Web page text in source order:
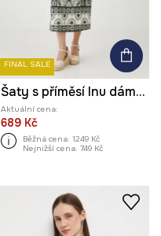
FINAL SALE
Šaty s příměsí lnu dámské s ozdobnými rozparky černá barva
Aktuální cena:
689 Kč
Běžná cena: 1249 Kč
Nejnižší cena: 749 Kč